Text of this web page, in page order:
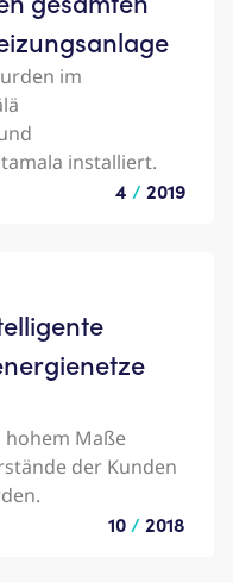
im
installiert.
4 /2019
Maße
der Kunden
10 /2018